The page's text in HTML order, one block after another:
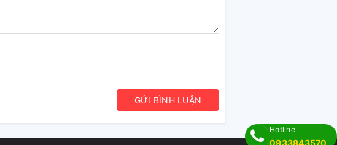
GỬI BÌNH LUẬN
Hotline
0933843570